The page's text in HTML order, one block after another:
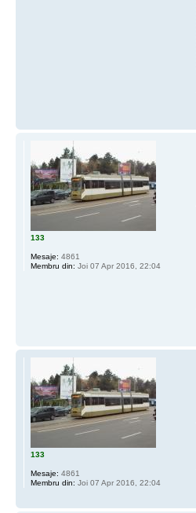
133
Mesaje: 4861
Membru din: Joi 07 Apr 2016, 22:04
133
Mesaje: 4861
Membru din: Joi 07 Apr 2016, 22:04